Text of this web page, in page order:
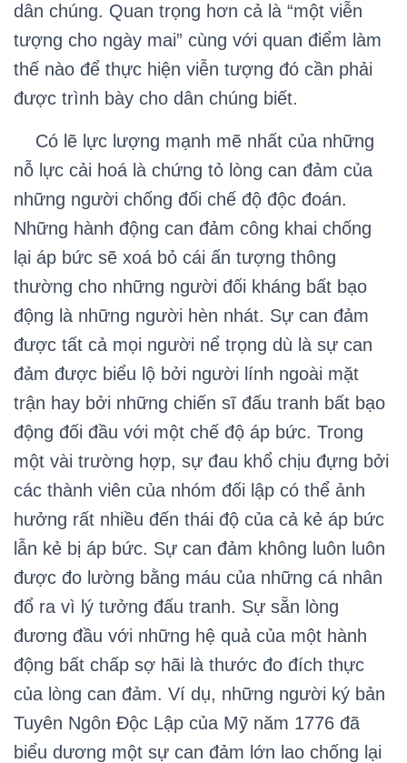
dân chúng. Quan trọng hơn cả là “một viễn
tượng cho ngày mai” cùng với quan điểm làm
thế nào để thực hiện viễn tượng đó cần phải
được trình bày cho dân chúng biết.
Có lẽ lực lượng mạnh mẽ nhất của những
nỗ lực cải hoá là chứng tỏ lòng can đảm của
những người chống đối chế độ độc đoán.
Những hành động can đảm công khai chống
lại áp bức sẽ xoá bỏ cái ấn tượng thông
thường cho những người đối kháng bất bạo
động là những người hèn nhát. Sự can đảm
được tất cả mọi người nể trọng dù là sự can
đảm được biểu lộ bởi người lính ngoài mặt
trận hay bởi những chiến sĩ đấu tranh bất bạo
động đối đầu với một chế độ áp bức. Trong
một vài trường hợp, sự đau khổ chịu đựng bởi
các thành viên của nhóm đối lập có thể ảnh
hưởng rất nhiều đến thái độ của cả kẻ áp bức
lẫn kẻ bị áp bức. Sự can đảm không luôn luôn
được đo lường bằng máu của những cá nhân
đổ ra vì lý tưởng đấu tranh. Sự sẵn lòng
đương đầu với những hệ quả của một hành
động bất chấp sợ hãi là thước đo đích thực
của lòng can đảm. Ví dụ, những người ký bản
Tuyên Ngôn Độc Lập của Mỹ năm 1776 đã
biểu dương một sự can đảm lớn lao chống lại